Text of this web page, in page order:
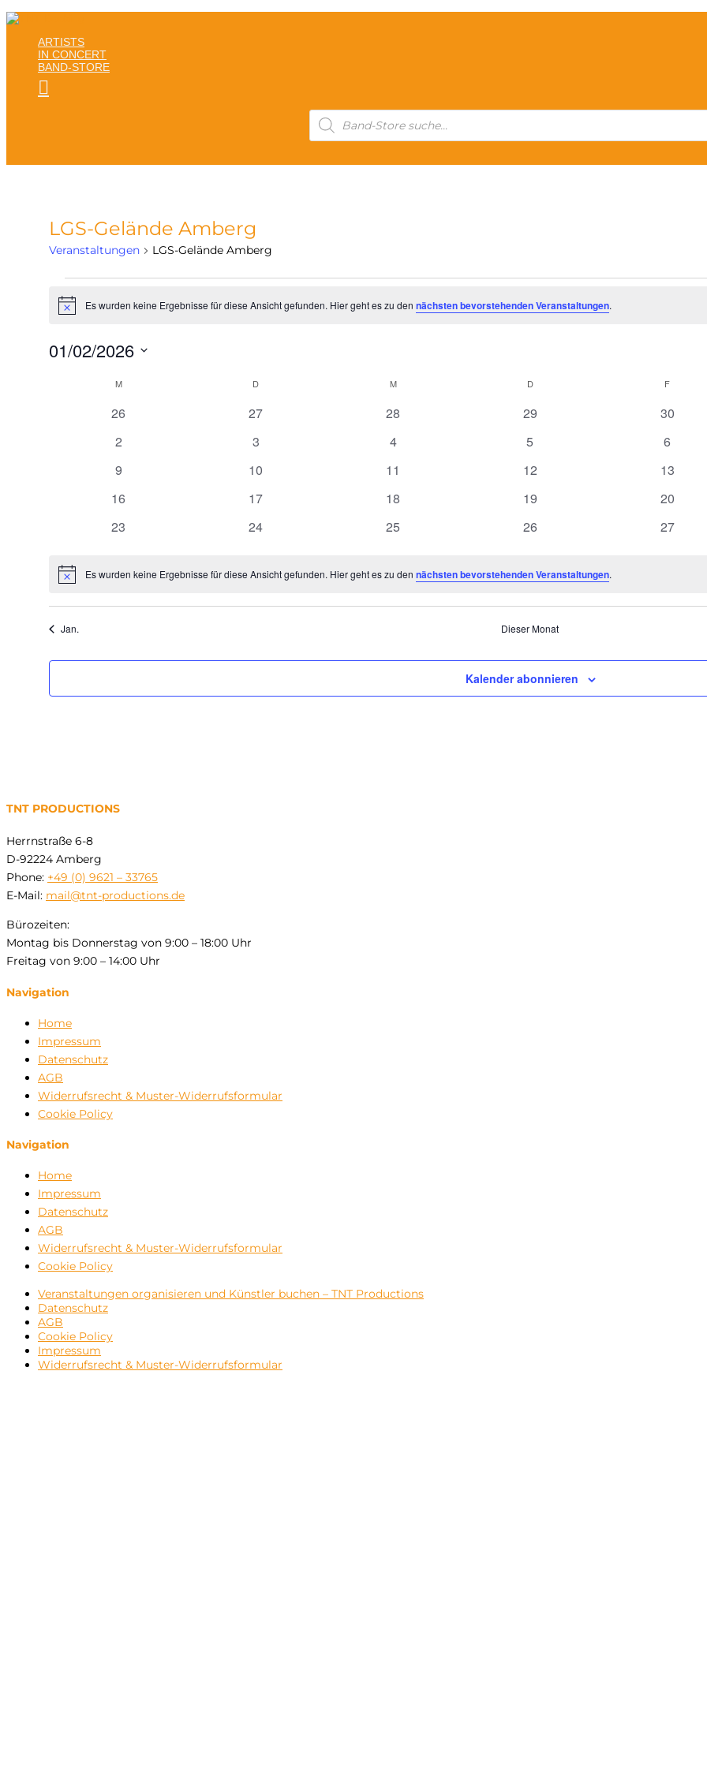
ARTISTS
IN CONCERT
BAND-STORE

Products
search
LGS-Gelände Amberg
Veranstaltungen LGS-Gelände Amberg
HinweisEs wurden keine Ergebnisse für diese Ansicht gefunden. Hier geht es zu den nächsten bevorstehenden Veranstaltungen.
01/02/2026
Kalender
Veranstaltungen
MMONTAG D MMITTWOCH DDONNERSTAG F
0
26
0
27
0
28
0
29
0
30
0
2
0
3
0
4
0
5
0
6
0
9
0
10
0
11
0
12
0
13
0
16
0
17
0
18
0
19
0
20
0
23
0
24
0
25
0
26
0
27
HinweisEs wurden keine Ergebnisse für diese Ansicht gefunden. Hier geht es zu den nächsten bevorstehenden Veranstaltungen.
Jan. Dieser Monat
Kalender abonnieren
TNT PRODUCTIONS
Herrnstraße 6-8
D-92224 Amberg
Phone: +49 (0) 9621 – 33765
E-Mail: mail@tnt-productions.de
Bürozeiten:
Montag bis Donnerstag von 9:00 – 18:00 Uhr
Freitag von 9:00 – 14:00 Uhr
Navigation
Home
Impressum
Datenschutz
AGB
Widerrufsrecht & Muster-Widerrufsformular
Cookie Policy
Navigation
Home
Impressum
Datenschutz
AGB
Widerrufsrecht & Muster-Widerrufsformular
Cookie Policy
Veranstaltungen organisieren und Künstler buchen – TNT Productions
Datenschutz
AGB
Cookie Policy
Impressum
Widerrufsrecht & Muster-Widerrufsformular